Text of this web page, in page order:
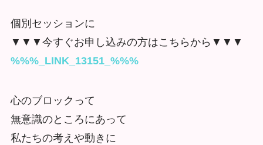
個別セッションに
▼▼▼今すぐお申し込みの方はこちらから▼▼▼
%%%_LINK_13151_%%%
心のブロックって
無意識のところにあって
私たちの考えや動きに